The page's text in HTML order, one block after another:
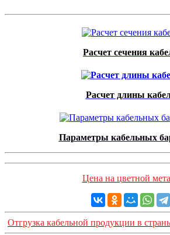
Расчет сечения
Расчет длины
Параметры кабельных
Цена на цветной
Отгрузка кабельной продукции в